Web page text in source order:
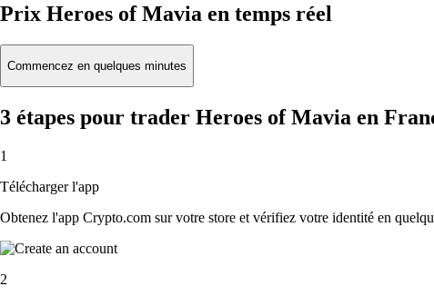
Prix Heroes of Mavia en temps réel
Commencez en quelques minutes
3 étapes pour trader Heroes of Mavia en
1
Télécharger l'app
Obtenez l'app Crypto.com sur votre store et vérifiez votre identité en
2